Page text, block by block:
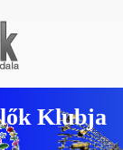
Klubja